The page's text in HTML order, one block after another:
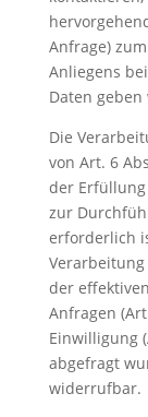
Anfrage)
Anliegens
Daten
Die
von Art. 6
der
zur
erforderlich
der
Anfragen
Einwilligung
abgefragt
widerrufbar.